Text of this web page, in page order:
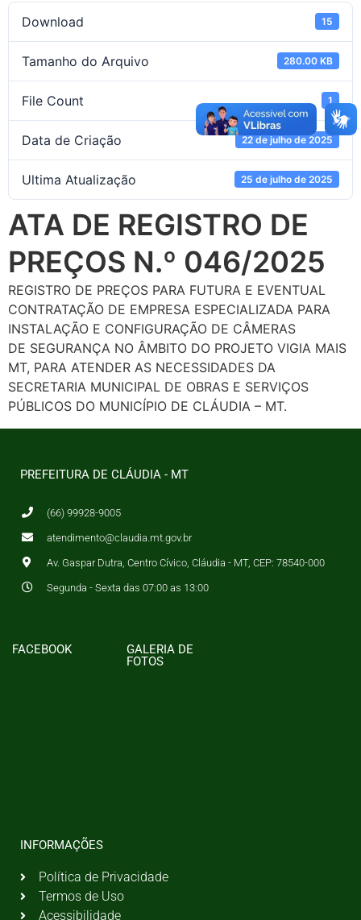
Download 15
Tamanho do Arquivo 280.00 KB
File Count 1
Data de Criação 22 de julho de 2025
Ultima Atualização 25 de julho de 2025
ATA DE REGISTRO DE
PREÇOS N.º 046/2025
REGISTRO DE PREÇOS PARA FUTURA E EVENTUAL
CONTRATAÇÃO DE EMPRESA ESPECIALIZADA PARA
INSTALAÇÃO E CONFIGURAÇÃO DE CÂMERAS
DE SEGURANÇA NO ÂMBITO DO PROJETO VIGIA MAIS
MT, PARA ATENDER AS NECESSIDADES DA
SECRETARIA MUNICIPAL DE OBRAS E SERVIÇOS
PÚBLICOS DO MUNICÍPIO DE CLÁUDIA – MT.
PREFEITURA DE CLÁUDIA - MT
(66) 99928-9005
atendimento@claudia.mt.gov.br
Av. Gaspar Dutra, Centro Cívico, Cláudia - MT, CEP: 78540-000
Segunda - Sexta das 07:00 as 13:00
FACEBOOK
GALERIA DE
FOTOS
INFORMAÇÕES
Política de Privacidade
Termos de Uso
Acessibilidade